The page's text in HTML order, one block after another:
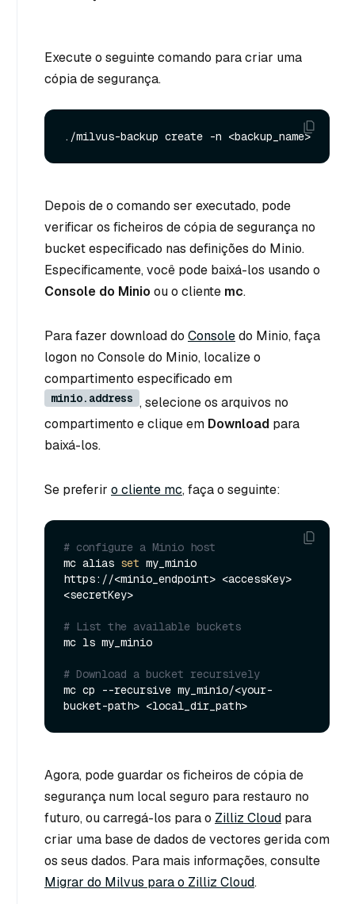
Execute o seguinte comando para criar uma
cópia de segurança.
Depois de o comando ser executado, pode
verificar os ficheiros de cópia de segurança no
bucket especificado nas definições do Minio.
Especificamente, você pode baixá-los usando o
Console do Minio ou o cliente mc.
Para fazer download do Consoledo Minio, faça
logon no Console do Minio, localize o
compartimento especificado em
minio.address , selecione os arquivos no
compartimento e clique em Download para
baixá-los.
Se preferir o cliente mc, faça o seguinte:
# configure a Minio host
mc alias set my_minio
https://<minio_endpoint> <accessKey>
<secretKey>
# List the available buckets
mc ls my_minio
# Download a bucket recursively
mc cp --recursive my_minio/<your-
Agora, pode guardar os ficheiros de cópia de
segurança num local seguro para restauro no
futuro, ou carregá-los para o Zilliz Cloud para
criar uma base de dados de vectores gerida com
os seus dados. Para mais informações, consulte
Migrar do Milvus para o Zilliz Cloud.